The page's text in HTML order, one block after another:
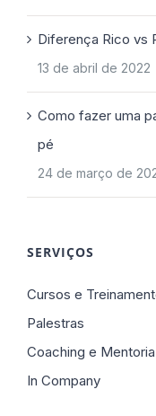
Diferença Rico vs
13 de abril de 2022
Como fazer uma
pé
24 de março de
SERVIÇOS
Cursos e
Palestras
Coaching e Mentoria
In Company